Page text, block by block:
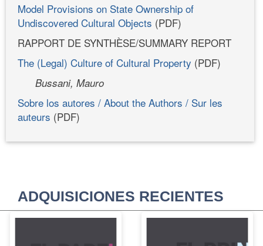
Model Provisions on State Ownership of
Undiscovered Cultural Objects (PDF)
RAPPORT DE SYNTHÈSE/SUMMARY REPORT
The (Legal) Culture of Cultural Property (PDF)
Bussani, Mauro
Sobre los autores / About the Authors / Sur les
auteurs (PDF)
ADQUISICIONES RECIENTES